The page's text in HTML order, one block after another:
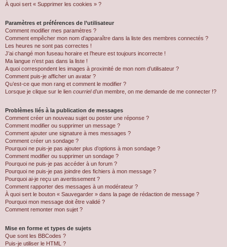
À quoi sert « Supprimer les cookies » ?
Paramètres et préférences de l’utilisateur
Comment modifier mes paramètres ?
Comment empêcher mon nom d’apparaître dans la liste des membres connectés ?
Les heures ne sont pas correctes !
J’ai changé mon fuseau horaire et l’heure est toujours incorrecte !
Ma langue n’est pas dans la liste !
A quoi correspondent les images à proximité de mon nom d’utilisateur ?
Comment puis-je afficher un avatar ?
Qu’est-ce que mon rang et comment le modifier ?
Lorsque je clique sur le lien courrield’un membre, on me demande de me connecter !?
Problèmes liés à la publication de messages
Comment créer un nouveau sujet ou poster une réponse ?
Comment modifier ou supprimer un message ?
Comment ajouter une signature à mes messages ?
Comment créer un sondage ?
Pourquoi ne puis-je pas ajouter plus d’options à mon sondage ?
Comment modifier ou supprimer un sondage ?
Pourquoi ne puis-je pas accéder à un forum ?
Pourquoi ne puis-je pas joindre des fichiers à mon message ?
Pourquoi ai-je reçu un avertissement ?
Comment rapporter des messages à un modérateur ?
À quoi sert le bouton « Sauvegarder » dans la page de rédaction de message ?
Pourquoi mon message doit être validé ?
Comment remonter mon sujet ?
Mise en forme et types de sujets
Que sont les BBCodes ?
Puis-je utiliser le HTML ?